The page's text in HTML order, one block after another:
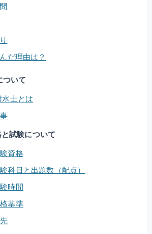
だ理由は？
ついて
士とは
試験について
資格
科目と出題数（配点）
時間
基準